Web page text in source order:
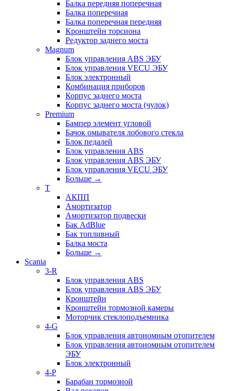
Балка передняя поперечная
Балка поперечная
Балка поперечная передняя
Кронштейн торсиона
Редуктор заднего моста
Magnum
Блок управления ABS ЭБУ
Блок управления VECU ЭБУ
Блок электронный
Комбинация приборов
Корпус заднего моста
Корпус заднего моста (чулок)
Premium
Бампер элемент угловой
Бачок омывателя лобового стекла
Блок педалей
Блок управления ABS
Блок управления ABS ЭБУ
Блок управления VECU ЭБУ
Больше →
T
АКПП
Амортизатор
Амортизатор подвески
Бак AdBlue
Бак топливный
Балка моста
Больше →
Scania
3-R
Блок управления ABS
Блок управления ABS ЭБУ
Кронштейн
Кронштейн тормозной камеры
Моторчик стеклоподъемника
4-G
Блок управления автономным отопителем
Блок управления автономным отопителем
ЭБУ
Блок электронный
4-P
Барабан тормозной